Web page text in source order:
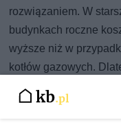
rozwiązaniem. W
budynkach roczne
wyższe niż w
kotłów gazowych.
budynku oraz